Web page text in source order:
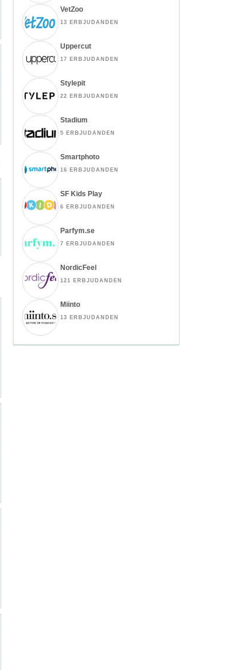
VetZoo
13 ERBJUDANDEN
Uppercut
17 ERBJUDANDEN
Stylepit
22 ERBJUDANDEN
Stadium
5 ERBJUDANDEN
Smartphoto
16 ERBJUDANDEN
SF Kids Play
6 ERBJUDANDEN
Parfym.se
7 ERBJUDANDEN
NordicFeel
121 ERBJUDANDEN
Miinto
13 ERBJUDANDEN